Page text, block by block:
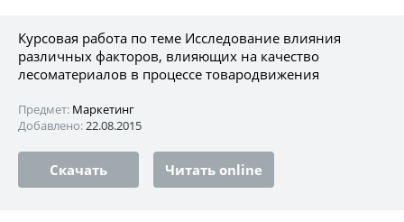
Курсовая работа по теме Исследование влияния
различных факторов, влияющих на качество
лесоматериалов в процессе товародвижения
Предмет: Маркетинг
Добавлено:22.08.2015
Скачать Читать online